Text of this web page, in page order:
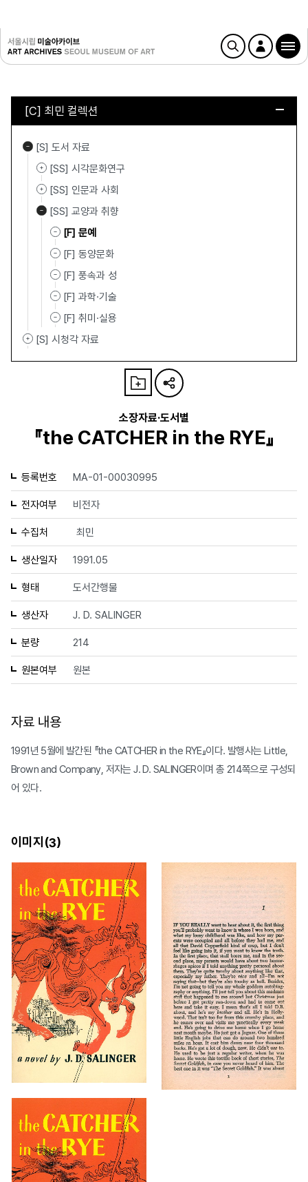
[C] 최민 컬렉션
[S] 도서 자료
[SS] 시각문화연구
[SS] 인문과 사회
[SS] 교양과 취향
[F] 문예
[F] 동양문화
[F] 풍속과 성
[F] 과학·기술
[F] 취미·실용
[S] 시청각 자료
소장자료·도서별
『the CATCHER in the RYE』
등록번호 MA-01-00030995
전자여부 비전자
수집처 최민
생산일자 1991.05
형태 도서간행물
생산자 J. D. SALINGER
분량 214
원본여부 원본
자료 내용
1991년 5월에 발간된 『the CATCHER in the RYE』이다. 발행사는 Little,
Brown and Company, 저자는 J. D. SALINGER이며 총 214쪽으로 구성되
어 있다.
이미지(3)